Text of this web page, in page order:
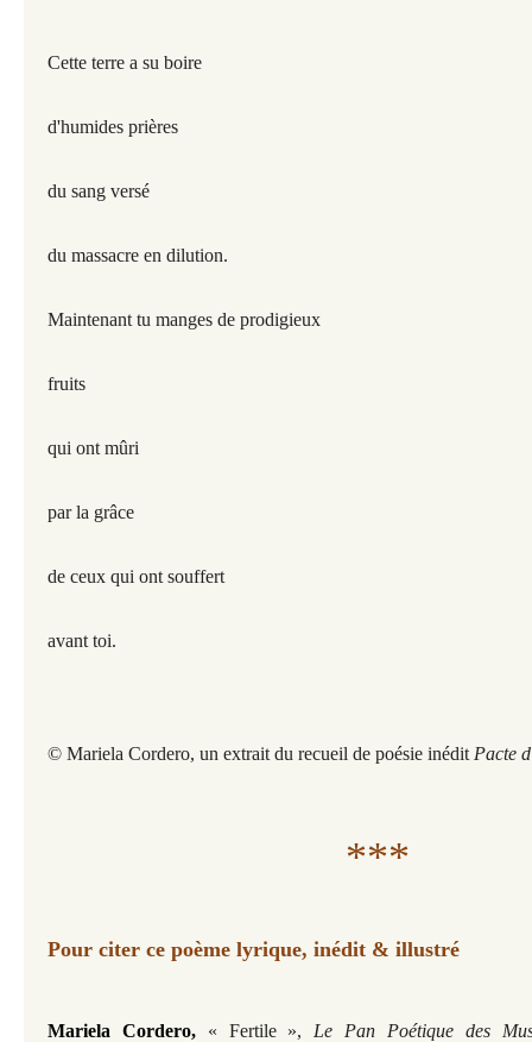
Cette terre a su boire
d'humides prières
du sang versé
du massacre en dilution.
Maintenant tu manges de prodigieux
fruits
qui ont mûri
par la grâce
de ceux qui ont souffert
avant toi.
© Mariela Cordero, un extrait du recueil de poésie inédit Pacte
***
Pour citer ce poème lyrique, inédit & illustré
Mariela Cordero, « Fertile », Le Pan Poétique des